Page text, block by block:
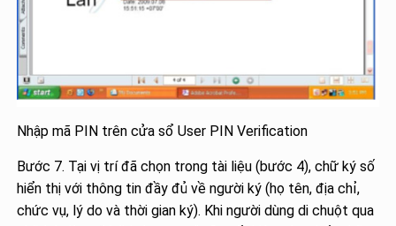
Nhập mã PIN trên cửa sổ User PIN Verification
Bước 7. Tại vị trí đã chọn trong tài liệu (bước 4), chữ ký số
hiển thị với thông tin đầy đủ về người ký (họ tên, địa chỉ,
chức vụ, lý do và thời gian ký). Khi người dùng di chuột qua